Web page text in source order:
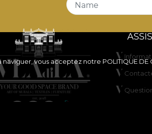
naviguer, vous acceptez notre POLITIQUE DE
Name